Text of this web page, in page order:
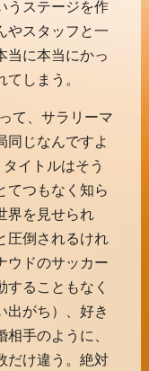
うステージを作
やスタッフと一
当に本当にかっ
しまう。
て、サラリーマ
同じなんですよ
イトルはそう
てつもなく知ら
界を見せられ
圧倒されるけれ
ウドのサッカー
ることもなく
出がち）、好き
手のように、
だけ違う。絶対